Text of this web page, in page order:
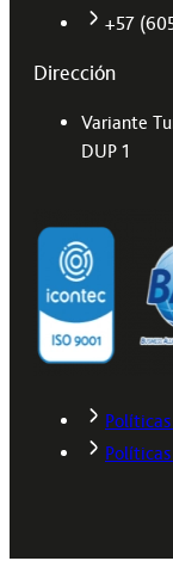
+57
Dirección
Variante
DUP 1